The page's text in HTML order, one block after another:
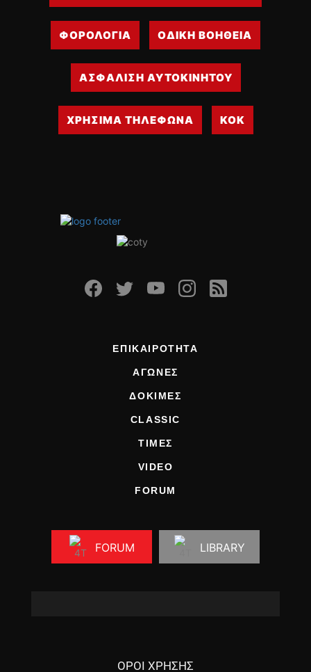
ΦΟΡΟΛΟΓΙΑ ΟΔΙΚΗ ΒΟΗΘΕΙΑ
ΑΣΦΑΛΙΣΗ ΑΥΤΟΚΙΝΗΤΟΥ
ΧΡΗΣΙΜΑ ΤΗΛΕΦΩΝΑ ΚΟΚ
ΕΠΙΚΑΙΡΟΤΗΤΑ
ΑΓΩΝΕΣ
ΔΟΚΙΜΕΣ
CLASSIC
ΤΙΜΕΣ
VIDEO
FORUM
FORUM LIBRARY
ΟΡΟΙ ΧΡΗΣΗΣ